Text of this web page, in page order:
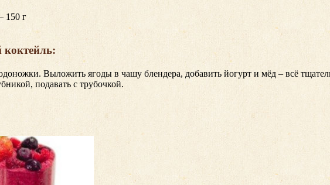
150 г
Выложить ягоды в чашу блендера, добавить йогурт и мёд – всё
подавать с трубочкой.